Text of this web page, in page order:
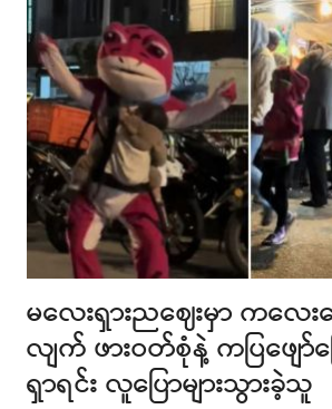
မလေးရှားညဈေးမှာ ကလေး
လျက် ဖားဝတ်စုံနဲ့ ကပြဖျော်
ရှာရင်း လူပြောများသွားခဲ့သူ